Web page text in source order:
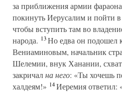
за приближения армии
покинуть Иерусалим и пойти
чтобы вступить там во
народа. 13Но едва он подошел
Вениаминовым, начальник
Шелемии, внук Ханании,
закричална него: «Ты хочешь
халдеям!» 14Иеремия ответил: